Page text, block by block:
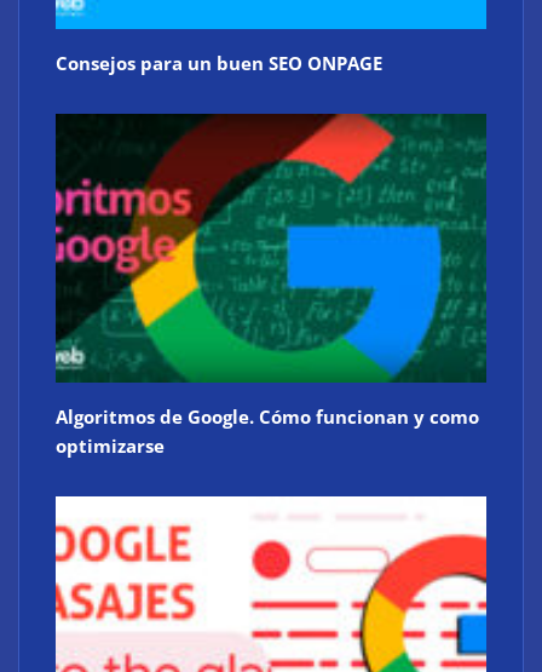
Consejos para un buen SEO ONPAGE
Algoritmos de Google. Cómo funcionan y como
optimizarse